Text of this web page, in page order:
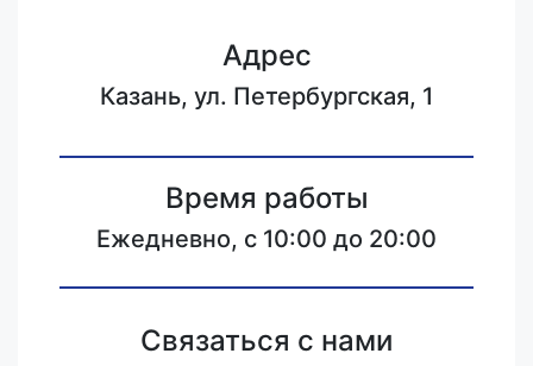
Адрес
Казань, ул. Петербургская, 1
Время работы
Ежедневно, с 10:00 до 20:00
Связаться с нами